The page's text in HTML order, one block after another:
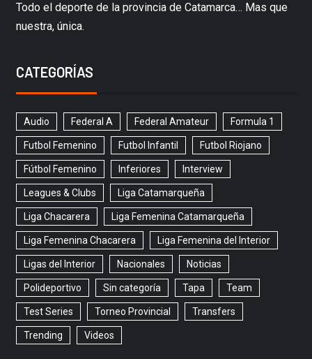
Todo el deporte de la provincia de Catamarca… Mas que
nuestra, única.
CATEGORÍAS
Audio Federal A Federal Amateur Formula 1
Futbol Femenino Futbol Infantil Futbol Riojano
Fútbol Femenino Inferiores Interview
Leagues & Clubs Liga Catamarqueña
Liga Chacarera Liga Femenina Catamarqueña
Liga Femenina Chacarera Liga Femenina del Interior
Ligas del Interior Nacionales Noticias
Polideportivo Sin categoría Tapa Team
Test Series Torneo Provincial Transfers
Trending Videos